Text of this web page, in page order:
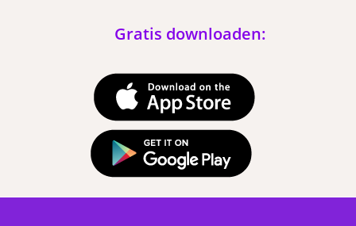
Gratis downloaden: